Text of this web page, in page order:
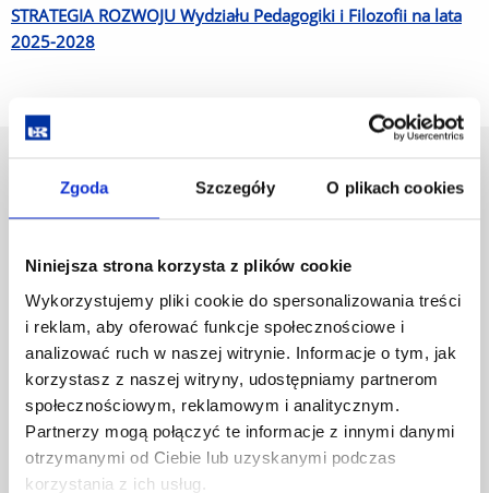
Zgoda Szczegóły O plikach cookies
Niniejsza strona korzysta z plików cookie
Wykorzystujemy pliki cookie do spersonalizowania treści
i reklam, aby oferować funkcje społecznościowe i
analizować ruch w naszej witrynie. Informacje o tym, jak
korzystasz z naszej witryny, udostępniamy partnerom
społecznościowym, reklamowym i analitycznym.
Partnerzy mogą połączyć te informacje z innymi danymi
otrzymanymi od Ciebie lub uzyskanymi podczas
korzystania z ich usług.
STRATEGIA ROZWOJU Wydziału Pedagogiki i Filozofii na lata
2025-2028
Al. Tadeusza Rejtana 16C
35-959 Rzeszów
Pomiń
nawigację
przejdź
do
treści
Polityka prywatności
Mapa serwisu
Biblioteka
Wydawnictwo
Covid info
Studia podyplomowe
Praca na UR
Zamówienia publiczne
Fundusze strukturalne